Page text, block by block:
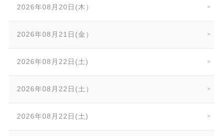
2026年08月20日(木）
2026年08月21日(金）
2026年08月22日(土)
2026年08月22日(土）
2026年08月22日(土)